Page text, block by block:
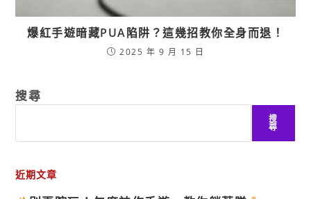
爆紅手遊暗藏PUA陷阱？這幾招教你全身而退！
2025 年 9 月 15 日
搜尋
搜
尋
近期文章